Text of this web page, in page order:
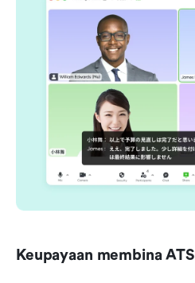
Keupayaan membina ATS